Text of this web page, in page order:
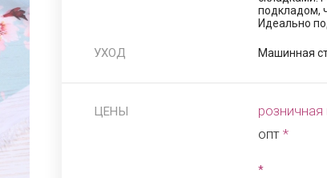
подкладом,
Идеально
УХОД Машинная
ЦЕНЫ розничная
опт *
*